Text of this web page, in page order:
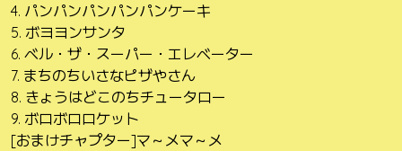
4. パンパンパンパンパンケーキ
5. ボヨヨンサンタ
6. ベル・ザ・スーパー・エレベーター
7. まちのちいさなピザやさん
8. きょうはどこのちチュータロー
9. ボロボロロケット
[おまけチャプター]マ～メマ～メ